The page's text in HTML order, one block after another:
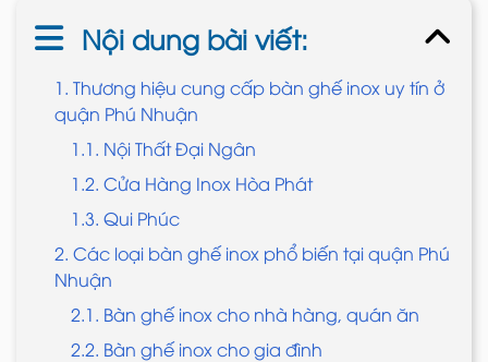
Nội dung bài viết:
1. Thương hiệu cung cấp bàn ghế inox uy tín ở
quận Phú Nhuận
1.1. Nội Thất Đại Ngân
1.2. Cửa Hàng Inox Hòa Phát
1.3. Qui Phúc
2. Các loại bàn ghế inox phổ biến tại quận Phú
Nhuận
2.1. Bàn ghế inox cho nhà hàng, quán ăn
2.2. Bàn ghế inox cho gia đình